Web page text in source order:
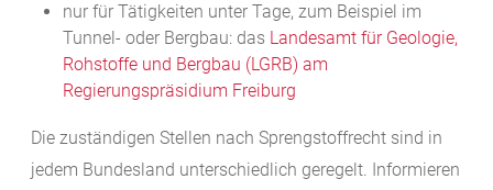
nur für Tätigkeiten unter Tage, zum Beispiel im
Tunnel- oder Bergbau: das Landesamt für Geologie,
Rohstoffe und Bergbau (LGRB) am
Regierungspräsidium Freiburg
Die zuständigen Stellen nach Sprengstoffrecht sind in
jedem Bundesland unterschiedlich geregelt. Informieren